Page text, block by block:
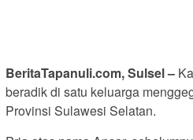
BeritaTapanuli.com, Sulsel –
beradik di satu keluarga
Provinsi Sulawesi Selatan.